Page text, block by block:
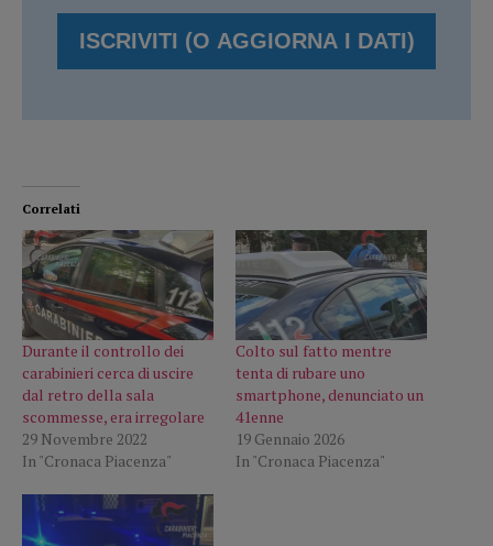
Correlati
Durante il controllo dei
carabinieri cerca di uscire
dal retro della sala
scommesse, era irregolare
29 Novembre 2022
In "Cronaca Piacenza"
Colto sul fatto mentre
tenta di rubare uno
smartphone, denunciato un
41enne
19 Gennaio 2026
In "Cronaca Piacenza"